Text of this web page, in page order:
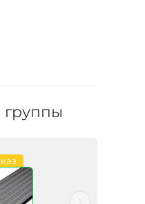
группы